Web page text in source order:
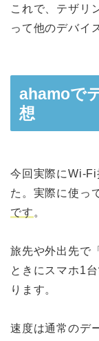
これで、テザリ
って他のデバイ
ahamoで
想
今回実際にWi-Fi
た。実際に使っ
です 。
旅先や外出先で
ときにスマホ1
ります。
速度は通常のデ